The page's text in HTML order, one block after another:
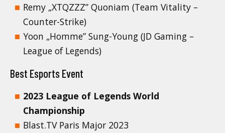
Remy „XTQZZZ” Quoniam (Team Vitality –
Counter-Strike)
Yoon „Homme” Sung-Young (JD Gaming –
League of Legends)
Best Esports Event
2023 League of Legends World
Championship
Blast.TV Paris Major 2023